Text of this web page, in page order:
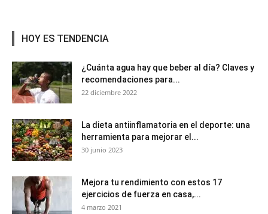
HOY ES TENDENCIA
¿Cuánta agua hay que beber al día? Claves y
recomendaciones para...
22 diciembre 2022
La dieta antiinflamatoria en el deporte: una
herramienta para mejorar el...
30 junio 2023
Mejora tu rendimiento con estos 17
ejercicios de fuerza en casa,...
4 marzo 2021